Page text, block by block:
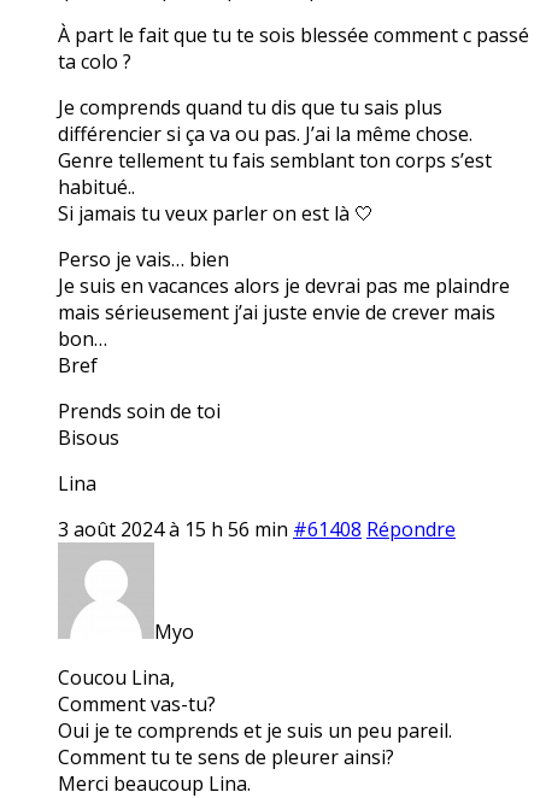
À part le fait que tu te sois blessée comment c passé
ta colo ?
Je comprends quand tu dis que tu sais plus
différencier si ça va ou pas. J’ai la même chose.
Genre tellement tu fais semblant ton corps s’est
habitué..
Si jamais tu veux parler on est là 🤍
Perso je vais… bien
Je suis en vacances alors je devrai pas me plaindre
mais sérieusement j’ai juste envie de crever mais
bon…
Bref
Prends soin de toi
Bisous
Lina
3 août 2024 à 15 h 56 min #61408 Répondre
Myo
Coucou Lina,
Comment vas-tu?
Oui je te comprends et je suis un peu pareil.
Comment tu te sens de pleurer ainsi?
Merci beaucoup Lina.